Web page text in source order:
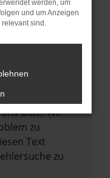
nur ein
nicht
Schritte
bitte. Wir
zu
Text
zu
werden, um
und um Anzeigen
relevant sind.